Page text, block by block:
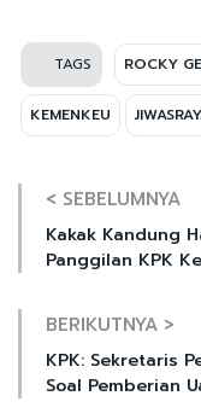
TAGS ROCKY
KEMENKEU
< SEBELUMNYA
Kakak Kandung
Panggilan KPK
BERIKUTNYA >
KPK: Sekretaris
Soal Pemberian